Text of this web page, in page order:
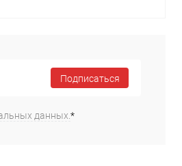
Купить в 1 клик Сравнение
Подписаться
данных. *